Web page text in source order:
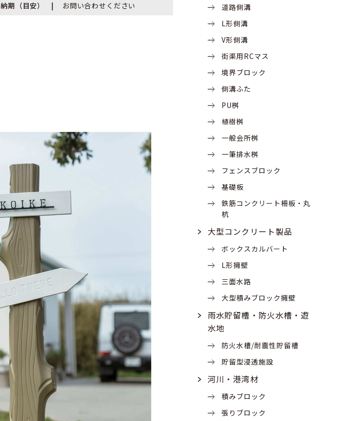
納期（目安） お問い合わせください
道路側溝
L形側溝
V形側溝
街渠用RCマス
境界ブロック
側溝ふた
PU桝
植樹桝
一般会所桝
一筆排水桝
フェンスブロック
基礎板
鉄筋コンクリート柵板・丸
杭
大型コンクリート製品
ボックスカルバート
L形擁壁
三面水路
大型積みブロック擁壁
雨水貯留槽・防火水槽・遊
水地
防火水槽/耐震性貯留槽
貯留型浸透施設
河川・港湾材
積みブロック
張りブロック